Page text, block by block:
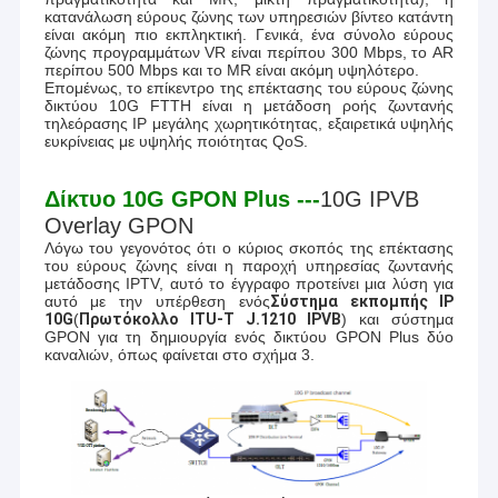
κατανάλωση εύρους ζώνης των υπηρεσιών βίντεο κατάντη
είναι ακόμη πιο εκπληκτική. Γενικά, ένα σύνολο εύρους
ζώνης προγραμμάτων VR είναι περίπου 300 Mbps, το AR
περίπου 500 Mbps και το MR είναι ακόμη υψηλότερο.
Επομένως, το επίκεντρο της επέκτασης του εύρους ζώνης
δικτύου 10G FTTH είναι η μετάδοση ροής ζωντανής
τηλεόρασης IP μεγάλης χωρητικότητας, εξαιρετικά υψηλής
ευκρίνειας με υψηλής ποιότητας QoS.
Δίκτυο 10G GPON Plus ---10G IPVB
Overlay GPON
Λόγω του γεγονότος ότι ο κύριος σκοπός της επέκτασης
του εύρους ζώνης είναι η παροχή υπηρεσίας ζωντανής
μετάδοσης IPTV, αυτό το έγγραφο προτείνει μια λύση για
αυτό με την υπέρθεση ενόςΣύστημα εκπομπής IP
10G(Πρωτόκολλο ITU-T J.1210 IPVB) και σύστημα
GPON για τη δημιουργία ενός δικτύου GPON Plus δύο
καναλιών, όπως φαίνεται στο σχήμα 3.
Με την Yogel, θα έχετε περισσότερα. Καλωσορίζουμε ειλικρινά
φίλους από όλο τον κόσμο να επισκεφθούν την εταιρεία μας
και να συνεργαστούν μαζί μας με βάση τα μακροπρόθεσμα
αμοιβαία οφέλη.